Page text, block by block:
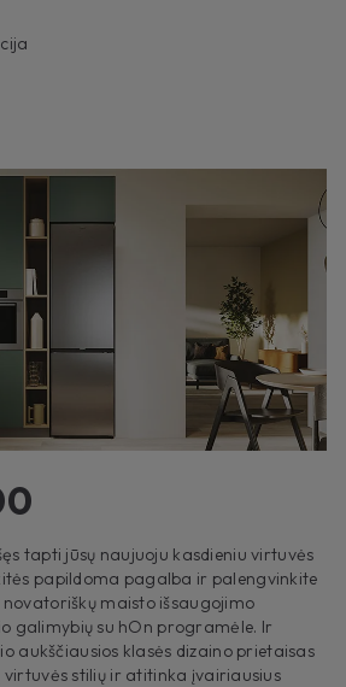
tapti jūsų naujuoju kasdieniu virtuvės
papildoma pagalba ir palengvinkite
maisto išsaugojimo
galimybių su hOn programėle. Ir
aukščiausios klasės dizaino prietaisas
virtuvės stilių ir atitinka įvairiausius